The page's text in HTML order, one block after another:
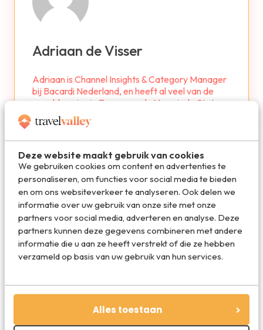
Deze website maakt gebruik van cookies
We gebruiken cookies om content en advertenties te
personaliseren, om functies voor social media te bieden
en om ons websiteverkeer te analyseren. Ook delen we
informatie over uw gebruik van onze site met onze
partners voor social media, adverteren en analyse. Deze
partners kunnen deze gegevens combineren met andere
informatie die u aan ze heeft verstrekt of die ze hebben
verzameld op basis van uw gebruik van hun services.
Alles toestaan
Adriaan de Visser
Adriaan is Channel Insights & Category Manager
bij Bacardi Nederland, en heeft al veel van de
wereld gezien in Europa en de Verenigde Staten.
Next destination: rondreizen in Azië.
De beste reisdeals van dit moment
Vakantie 2026: de beste
vakanties en aanbiedingen
Vakantiediscounter.nl
Vind de beste hotels voor jouw
reis